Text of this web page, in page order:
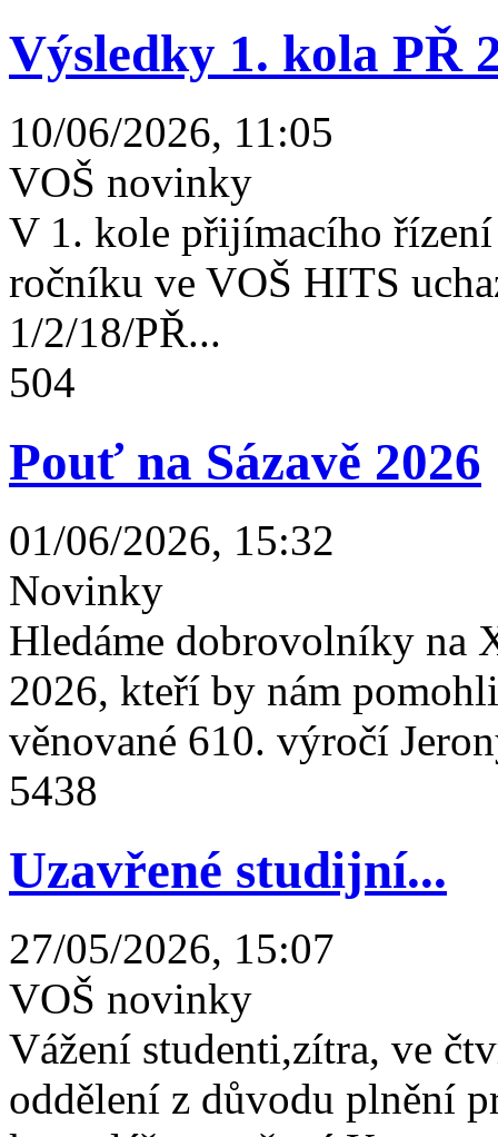
Výsledky 1. kola PŘ
10/06/2026, 11:05
VOŠ novinky
V 1. kole přijímacího
ročníku ve VOŠ HITS
1/2/18/PŘ...
504
Pouť na Sázavě 2026
01/06/2026, 15:32
Novinky
Hledáme dobrovolníky na
2026, kteří by nám
věnované 610. výročí
5438
Uzavřené studijní...
27/05/2026, 15:07
VOŠ novinky
Vážení studenti,zítra, ve
oddělení z důvodu plnění